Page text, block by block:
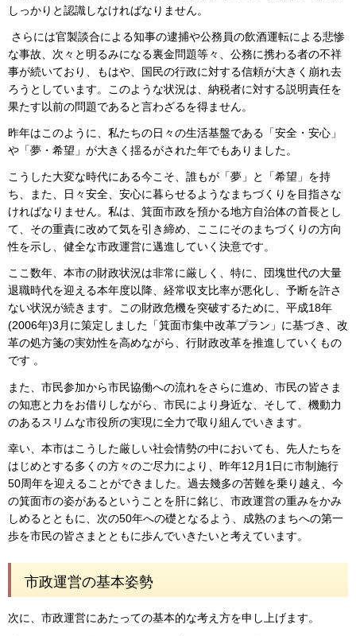
しっかりと認識しなければなりません。
さらには官製談合による知事の逮捕や公務員の飲酒運転による悲惨
な事故、次々と明るみになる裏金問題等々、公務に携わる者の不祥
事が続いており、もはや、国民の行政に対する信頼が大きく崩れ去
ろうとしています。このような状況は、納税者に対する説明責任を
果たす以前の問題であると言わざるを得ません。
昨年はこのように、私たちの日々の生活基盤である「安全・安心」
や「夢・希望」が大きく揺るがされた年でもありました。
こうした大変な時代にある今こそ、誰もが「夢」と「希望」を持
ち、また、日々安全、安心に暮らせるようなまちづくりを目指さな
ければなりません。私は、箕面市政を預かる地方自治体の首長とし
て、その重責に改めて気を引き締め、ここにそのまちづくりの方向
性を示し、健全な市政運営に邁進していく決意です。
ここ数年、本市の財政状況は非常に厳しく、特に、団塊世代の大量
退職時代を迎える本年度以降、経常収支比率が悪化し、予断を許さ
ない状況が続きます。この財政危機を突破するために、平成18年
(2006年)3月に策定しました「箕面市集中改革プラン」に基づき、改
革の処方箋の実効性を高めながら、行財政改革を推進していくもの
です 。
また、市民参加から市民協働への流れをさらに進め、市民の皆さま
の知恵と力をお借りしながら、市民により身近な、そして、機動力
のあるスリムな市役所の実現に全力で取り組んでいきます。
幸い、本市はこうした厳しい社会情勢の中においても、先人たちを
はじめとする多くの方々のご尽力により、昨年12月1日に市制施行
50周年を迎えることができました。過去幾多の苦難を乗り越え、今
の箕面市の姿があるということを肝に銘じ、市政運営の重みをかみ
しめるとともに、次の50年への礎となるよう、成熟のまちへの第一
歩を市民の皆さまとともに歩んでいきたいと考えています。
市政運営の基本姿勢
次に、市政運営にあたっての基本的な考え方を申し上げます。